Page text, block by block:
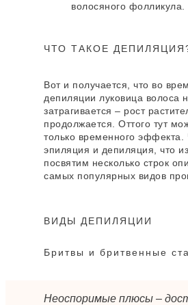
ЧТО ТАКОЕ
ВИДЫ ДЕПИЛЯЦИИ
Бритвы и бритвенные
Вот и получается, что во
депиляции луковица волоса
затрагивается – рост
продолжается. Оттого тут
только временного эффекта.
эпиляция и депиляция, что
посвятим несколько строк
самых популярных видов
волосяного фолликула.
Неоспоримые плюсы –